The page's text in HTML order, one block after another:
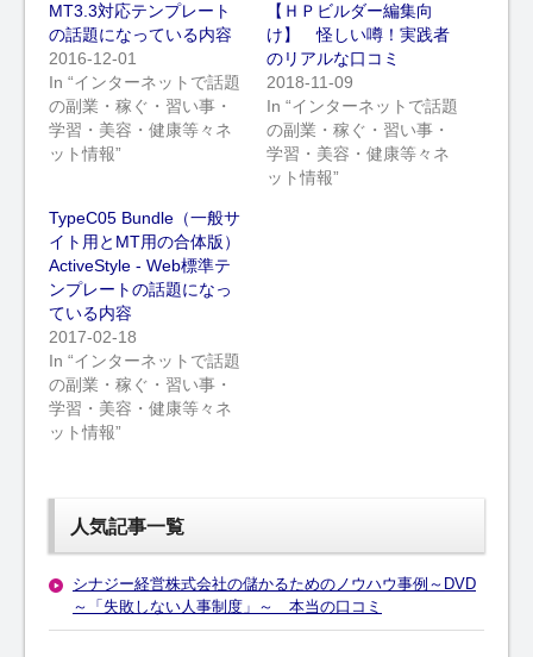
MT3.3対応テンプレート
の話題になっている内容
2016-12-01
In “インターネットで話題
の副業・稼ぐ・習い事・
学習・美容・健康等々ネ
ット情報”
【ＨＰビルダー編集向
け】 怪しい噂！実践者
のリアルな口コミ
2018-11-09
In “インターネットで話題
の副業・稼ぐ・習い事・
学習・美容・健康等々ネ
ット情報”
TypeC05 Bundle（一般サ
イト用とMT用の合体版）
ActiveStyle - Web標準テ
ンプレートの話題になっ
ている内容
2017-02-18
In “インターネットで話題
の副業・稼ぐ・習い事・
学習・美容・健康等々ネ
ット情報”
人気記事一覧
シナジー経営株式会社の儲かるためのノウハウ事例～DVD
～「失敗しない人事制度」～ 本当の口コミ